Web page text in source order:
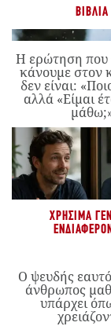
ΒΙΒΛΊΑ
Η ερώτηση που
κάνουμε στον
δεν είναι:
αλλά «Είμαι
ΧΡΉΣΙΜΑ
Ο ψευδής
άνθρωπος
υπάρχει